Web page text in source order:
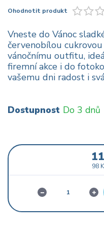
Ohodnotit produkt
Vneste do Vánoc
červenobílou
vánočnímu outfitu,
firemní akce i do
vašemu dni radost i
Dostupnost Do 3 dnů
98